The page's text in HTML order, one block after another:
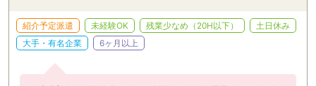
紹介予定派遣 未経験OK 残業少なめ（20H以下）
土日休み
大手・有名企業
6ヶ月以上